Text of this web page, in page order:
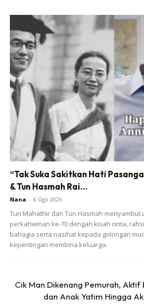
Ads
– Lepas mix masukkan dalam piping
“Tak Suka Sakitkan Hati
& Tun Hasmah Rai...
Nana - 6 Ogo 2026
Tun Mahathir dan Tun Hasmah menyambut
perkahwinan ke-70 dengan kisah cinta,
bahagia serta nasihat kepada golongan
kepentingan membina keluarga.
Cik Man Dikenang Pemurah, Aktif
dan Anak Yatim Hingga